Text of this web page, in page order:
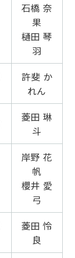
石橋 奈
果
樋田 琴
羽
許斐 か
れん
菱田 琳
斗
岸野 花
帆
櫻井 愛
弓
菱田 怜
良